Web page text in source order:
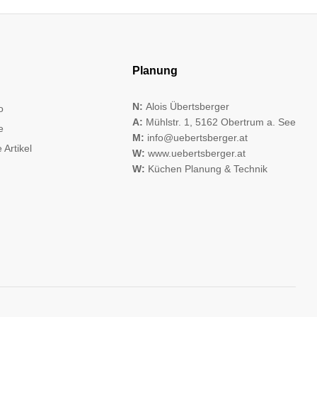
Artikel
Planung
N: Alois Übertsberger
A: Mühlstr. 1, 5162 Obertrum a. See
M: info@uebertsberger.at
W: www.uebertsberger.at
W: Küchen Planung & Technik